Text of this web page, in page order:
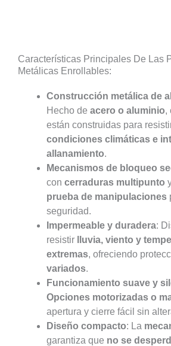
Características Principales De Las
Metálicas Enrollables:
Construcción metálica de
Hecho de acero o aluminio,
están construidas para
condiciones climáticas e
allanamiento.
Mecanismos de bloqueo
con cerraduras multipunto
prueba de manipulaciones
seguridad.
Impermeable y duradera:
resistir
lluvia, viento y
extremas, ofreciendo
variados.
Funcionamiento suave y
Opciones motorizadas o
apertura y cierre fácil sin
Diseño compacto: La
garantiza que no se